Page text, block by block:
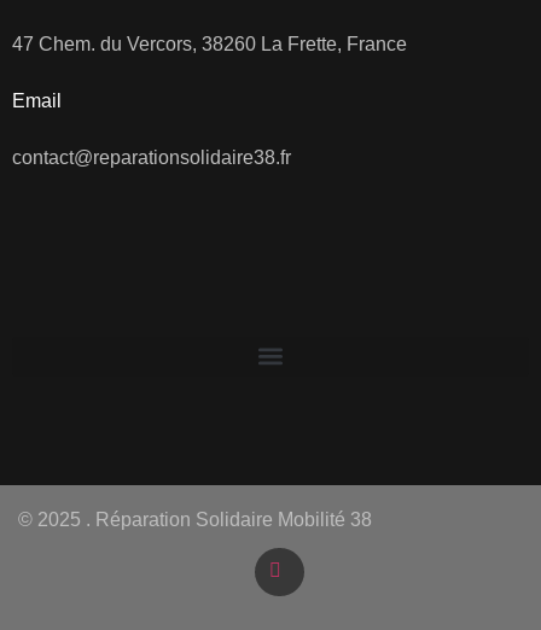
47 Chem. du Vercors, 38260 La Frette, France
Email
contact@reparationsolidaire38.fr
© 2025 . Réparation Solidaire Mobilité 38